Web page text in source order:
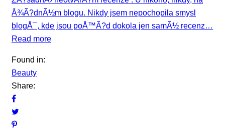
Å¾Ã?dnÃ½m blogu. Nikdy jsem nepochopila smysl
blogÅ¯, kde jsou poÅ™Ã?d dokola jen samÃ½ recenz…
Read more
Found in:
Beauty
Share: